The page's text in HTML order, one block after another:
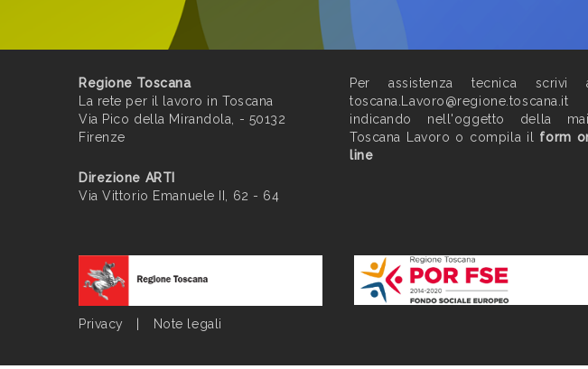
Regione Toscana
La rete per il lavoro in Toscana
Via Pico della Mirandola, - 50132
Firenze
Direzione ARTI
Via Vittorio Emanuele II, 62 - 64
Per assistenza tecnica scrivi
toscana.Lavoro@regione.toscana.it
indicando nell'oggetto della mail
Toscana Lavoro o compila il form
line
Privacy | Note legali